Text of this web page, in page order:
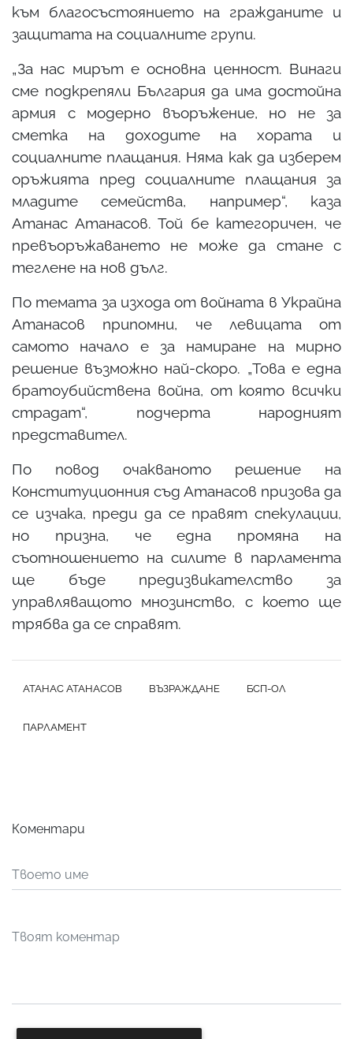
към благосъстоянието на гражданите и
защитата на социалните групи.
„За нас мирът е основна ценност. Винаги
сме подкрепяли България да има достойна
армия с модерно въоръжение, но не за
сметка на доходите на хората и
социалните плащания. Няма как да изберем
оръжията пред социалните плащания за
младите семейства, например“, каза
Атанас Атанасов. Той бе категоричен, че
превъоръжаването не може да стане с
теглене на нов дълг.
По темата за изхода от войната в Украйна
Атанасов припомни, че левицата от
самото начало е за намиране на мирно
решение възможно най-скоро. „Това е една
братоубийствена война, от която всички
страдат“, подчерта народният
представител.
По повод очакваното решение на
Конституционния съд Атанасов призова да
се изчака, преди да се правят спекулации,
но призна, че една промяна на
съотношението на силите в парламента
ще бъде предизвикателство за
управляващото мнозинство, с което ще
трябва да се справят.
АТАНАС АТАНАСОВ ВЪЗРАЖДАНЕ БСП-ОЛ
ПАРЛАМЕНТ
Коментари